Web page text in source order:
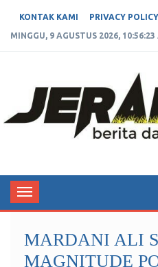
KONTAK KAMI PRIVACY POLICY
MINGGU, 9 AGUSTUS 2026, 10:56:23
JERAMIDOTINFO
Toggle
navigation
MARDANI ALI
MAGNITUDE